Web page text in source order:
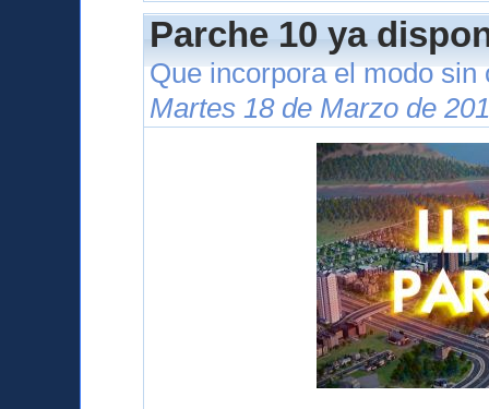
Parche 10 ya
Que incorpora el modo sin
Martes 18 de Marzo de